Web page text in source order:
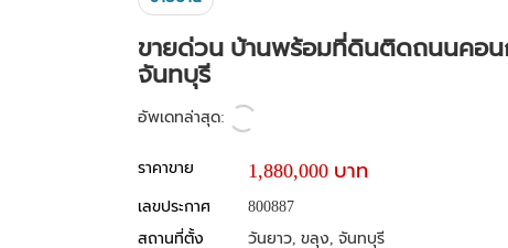
ขายด่วน บ้านพร้อมที่ดินติดถนนคอน
จันทบุรี
อัพเดทล่าสุด:
ราคาขาย 1,880,000 บาท
เลขประกาศ
800887
สถานที่ตั้ง
วันยาว, ขลุง, จันทบุรี